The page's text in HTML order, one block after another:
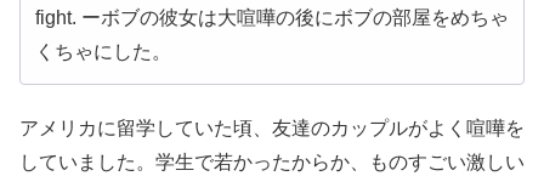
fight. ーボブの彼女は大喧嘩の後にボブの部屋をめちゃ
くちゃにした。
アメリカに留学していた頃、友達のカップルがよく喧嘩を
していました。学生で若かったからか、ものすごい激しい